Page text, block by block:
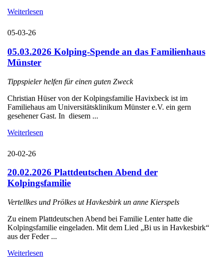
Weiterlesen
05-03-26
05.03.2026 Kolping-Spende an das Familienhaus
Münster
Tippspieler helfen für einen guten Zweck
Christian Hüser von der Kolpingsfamilie Havixbeck ist im
Familiehaus am Universitätsklinikum Münster e.V. ein gern
gesehener Gast. In diesem ...
Weiterlesen
20-02-26
20.02.2026 Plattdeutschen Abend der
Kolpingsfamilie
Vertellkes und Prölkes ut Havkesbirk un anne Kierspels
Zu einem Plattdeutschen Abend bei Familie Lenter hatte die
Kolpingsfamilie eingeladen. Mit dem Lied „Bi us in Havkesbirk“
aus der Feder ...
Weiterlesen